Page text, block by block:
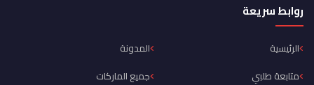
روابط سريعة
الرئيسية
المدونة
متابعة طلبي
جميع الماركات